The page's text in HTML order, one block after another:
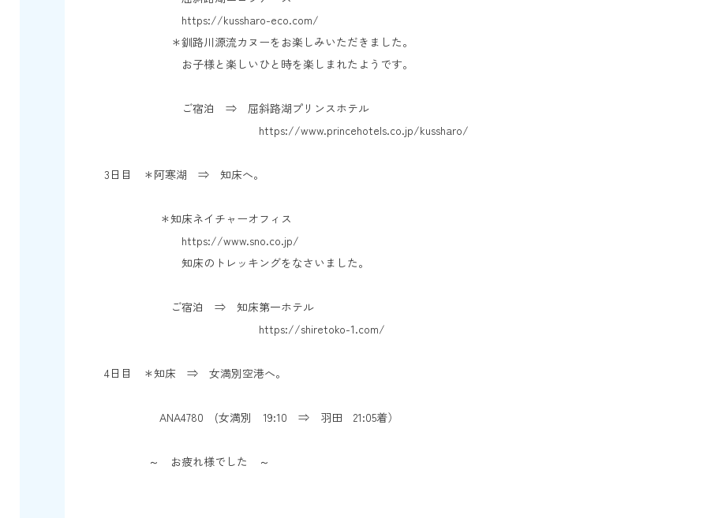
https://kussharo-eco.com/
＊釧路川源流カヌーをお楽しみいただきました。
お子様と楽しいひと時を楽しまれたようです。
ご宿泊 ⇒ 屈斜路湖プリンスホテル
https://www.princehotels.co.jp/kussharo/
3日目 ＊阿寒湖 ⇒ 知床へ。
＊知床ネイチャーオフィス
https://www.sno.co.jp/
知床のトレッキングをなさいました。
ご宿泊 ⇒ 知床第一ホテル
https://shiretoko-1.com/
4日目 ＊知床 ⇒ 女満別空港へ。
ANA4780 (女満別 19:10 ⇒ 羽田 21:05着）
～ お疲れ様でした ～